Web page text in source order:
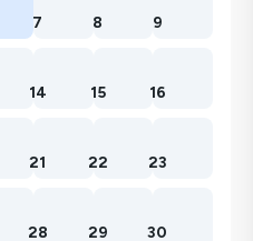
7 8 9
14 15 16
21 22 23
28 29 30